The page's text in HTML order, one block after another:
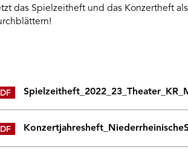
ÖFFNEN
das Spielzeitheft und das Konzertheft